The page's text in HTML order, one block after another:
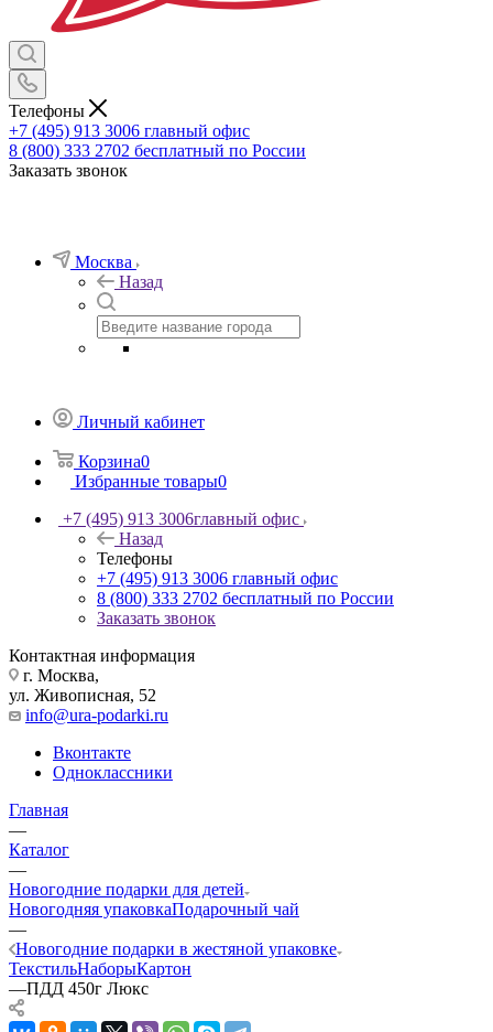
Телефоны
+7 (495) 913 3006 главный офис
8 (800) 333 2702 бесплатный по России
Заказать звонок
Москва
Назад
Личный кабинет
Корзина0
Избранные товары0
+7 (495) 913 3006главный офис
Назад
Телефоны
+7 (495) 913 3006 главный офис
8 (800) 333 2702 бесплатный по России
Заказать звонок
Контактная информация
г. Москва,
ул. Живописная, 52
info@ura-podarki.ru
Вконтакте
Одноклассники
Главная
—
Каталог
—
Новогодние подарки для детей
Новогодняя упаковкаПодарочный чай
—
Новогодние подарки в жестяной упаковке
ТекстильНаборыКартон
—ПДД 450г Люкс